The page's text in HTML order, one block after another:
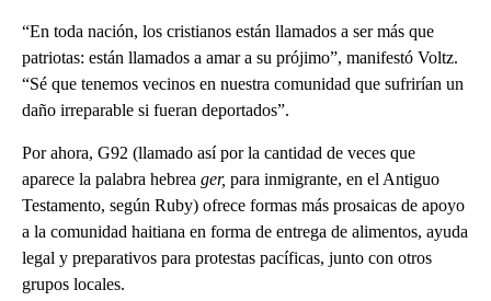
“En toda nación, los cristianos están llamados a ser más que
patriotas: están llamados a amar a su prójimo”, manifestó Voltz.
“Sé que tenemos vecinos en nuestra comunidad que sufrirían un
daño irreparable si fueran deportados”.
Por ahora, G92 (llamado así por la cantidad de veces que
aparece la palabra hebrea ger, para inmigrante, en el Antiguo
Testamento, según Ruby) ofrece formas más prosaicas de apoyo
a la comunidad haitiana en forma de entrega de alimentos, ayuda
legal y preparativos para protestas pacíficas, junto con otros
grupos locales.